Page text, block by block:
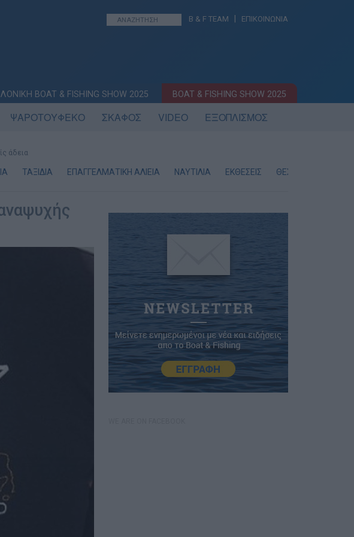
B & F TEAM ΕΠΙΚΟΙΝΩΝΙΑ
BOAT & FISHING SHOW 2025 BOAT & FISHING SHOW 2025
ΨΑΡΟΤΟΥΦΕΚΟ ΣΚΑΦΟΣ VIDEO ΕΞΟΠΛΙΣΜΟΣ
άδεια
ΤΑΞΙΔΙΑ ΕΠΑΓΓΕΛΜΑΤΙΚΗ ΑΛΙΕΙΑ ΝΑΥΤΙΛΙΑ ΕΚΘΕΣΕΙΣ ΘΕΣΕΙΣ ΕΡΓΑΣΙΑΣ